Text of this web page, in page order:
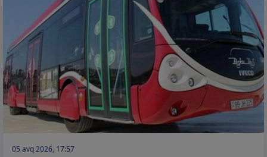
05 avq 2026, 17:57